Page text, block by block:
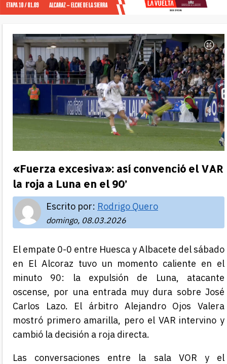
«Fuerza excesiva»: así convenció el VAR
la roja a Luna en el 90’
Escrito por: Rodrigo Quero
domingo, 08.03.2026
El empate 0-0 entre Huesca y Albacete del sábado
en El Alcoraz tuvo un momento caliente en el
minuto 90: la expulsión de Luna, atacante
oscense, por una entrada muy dura sobre José
Carlos Lazo. El árbitro Alejandro Ojos Valera
mostró primero amarilla, pero el VAR intervino y
cambió la decisión a roja directa.
Las conversaciones entre la sala VOR y el